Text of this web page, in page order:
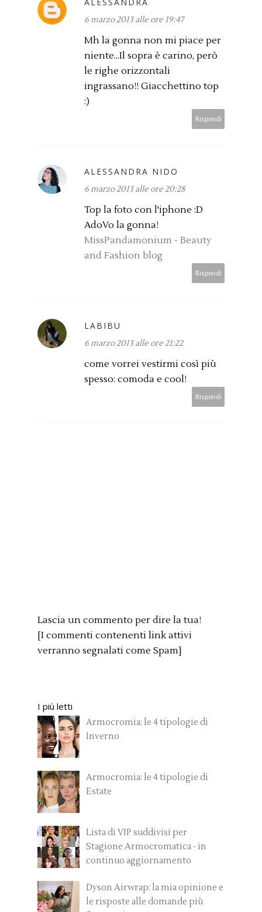
6 marzo 2013 alle ore 19:47
Mh la gonna non mi piace per
niente...Il sopra è carino, però
le righe orizzontali
ingrassano!! Giacchettino top
:)
Rispondi
ALESSANDRA NIDO
6 marzo 2013 alle ore 20:28
Top la foto con l'iphone :D
AdoVo la gonna!
MissPandamonium - Beauty
and Fashion blog
Rispondi
LABIBU
6 marzo 2013 alle ore 21:22
come vorrei vestirmi così più
spesso: comoda e cool!
Rispondi
Lascia un commento per dire la tua!
[I commenti contenenti link attivi
verranno segnalati come Spam]
I più letti
Armocromia: le 4 tipologie di
Inverno
Armocromia: le 4 tipologie di
Estate
Lista di VIP suddivisi per
Stagione Armocromatica - in
continuo aggiornamento
Dyson Airwrap: la mia opinione e
le risposte alle domande più